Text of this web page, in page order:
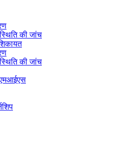
की जांच
की जांच